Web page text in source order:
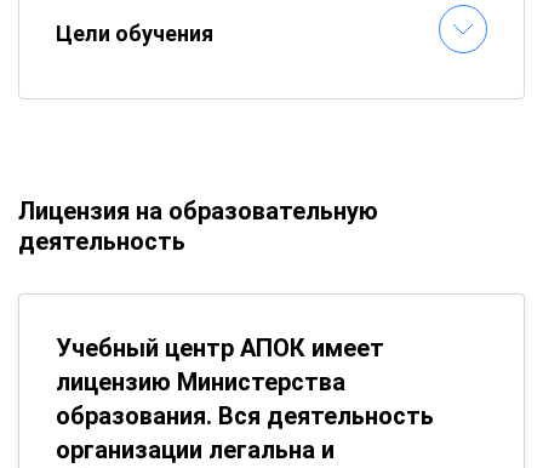
Цели обучения
Лицензия на образовательную
деятельность
Учебный центр АПОК имеет
лицензию Министерства
образования. Вся деятельность
организации легальна и